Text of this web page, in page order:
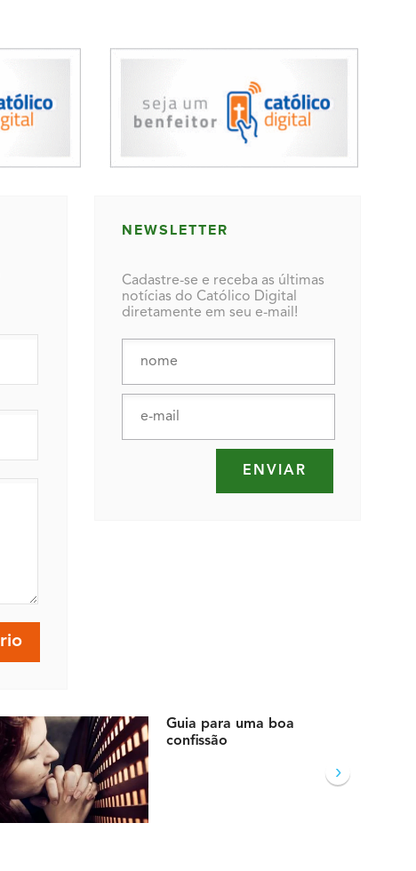
NEWSLETTER
Cadastre-se e receba as últimas
notícias do Católico Digital
diretamente em seu e-mail!
Guia para uma boa
confissão
›